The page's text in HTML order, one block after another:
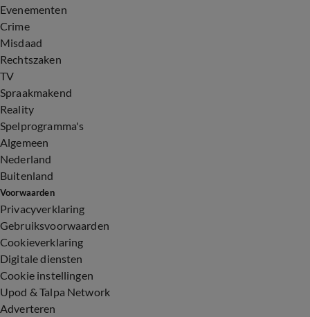
Evenementen
Crime
Misdaad
Rechtszaken
TV
Spraakmakend
Reality
Spelprogramma's
Algemeen
Nederland
Buitenland
Voorwaarden
Privacyverklaring
Gebruiksvoorwaarden
Cookieverklaring
Digitale diensten
Cookie instellingen
Upod & Talpa Network
Adverteren